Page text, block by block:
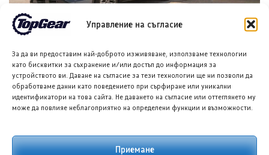
Управление на съгласие
За да ви предоставим най-доброто изживяване, използваме технологии
като бисквитки за съхранение и/или достъп до информация за
устройството ви. Даване на съгласие за тези технологии ще ни позволи да
обработваме данни като поведението при сърфиране или уникални
идентификатори на това сайта. Не даването на съгласие или оттеглянето му
може да повлияе неблагоприятно на определени функции и възможности.
Приемане
Форд планира достъпен кросоувър и четириврат
8 АВГ. 2026 ГЛОРИЯ ПЪРВАНОВА